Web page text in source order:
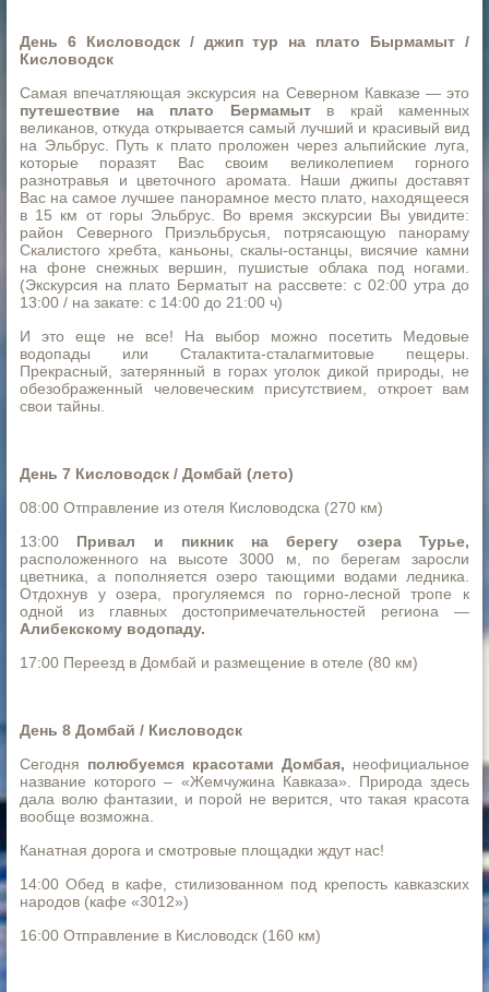
День 6 Кисловодск / джип тур на плато Бырмамыт /
Кисловодск
Самая впечатляющая экскурсия на Северном Кавказе — это
путешествие на плато Бермамытв край каменных
великанов, откуда открывается самый лучший и красивый вид
на Эльбрус. Путь к плато проложен через альпийские луга,
которые поразят Вас своим великолепием горного
разнотравья и цветочного аромата. Наши джипы доставят
Вас на самое лучшее панорамное место плато, находящееся
в 15 км от горы Эльбрус. Во время экскурсии Вы увидите:
район Северного Приэльбрусья, потрясающую панораму
Скалистого хребта, каньоны, скалы-останцы, висячие камни
на фоне снежных вершин, пушистые облака под ногами.
(Экскурсия на плато Берматыт на рассвете: с 02:00 утра до
13:00 / на закате: с 14:00 до 21:00 ч)
И это еще не все! На выбор можно посетить Медовые
водопады или Сталактита-сталагмитовые пещеры.
Прекрасный, затерянный в горах уголок дикой природы, не
обезображенный человеческим присутствием, откроет вам
свои тайны.
День 7 Кисловодск / Домбай (лето)
08:00 Отправление из отеля Кисловодска (270 км)
13:00 Привал и пикник на берегу озера Турье,
расположенного на высоте 3000 м, по берегам заросли
цветника, а пополняется озеро тающими водами ледника.
Отдохнув у озера, прогуляемся по горно-лесной тропе к
одной из главных достопримечательностей региона —
Алибекскому водопаду.
17:00 Переезд в Домбай и размещение в отеле (80 км)
День 8 Домбай / Кисловодск
Сегодня полюбуемся красотами Домбая, неофициальное
название которого – «Жемчужина Кавказа». Природа здесь
дала волю фантазии, и порой не верится, что такая красота
вообще возможна.
Канатная дорога и смотровые площадки ждут нас!
14:00 Обед в кафе, стилизованном под крепость кавказских
народов (кафе «3012»)
16:00 Отправление в Кисловодск (160 км)